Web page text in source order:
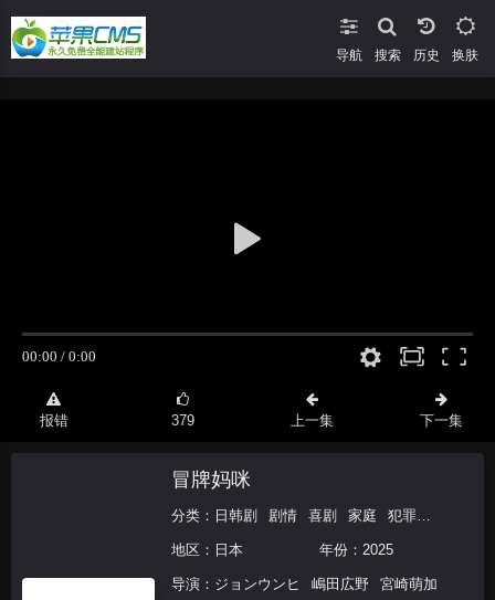
导航 搜索 换肤
报错 379 上一集 下一集
冒牌妈咪
分类： 日韩剧 剧情 喜剧 家庭 犯罪 日韩
地区： 日本 年份： 2025
导演： ジョンウンヒ 嶋田広野 宮崎萌加